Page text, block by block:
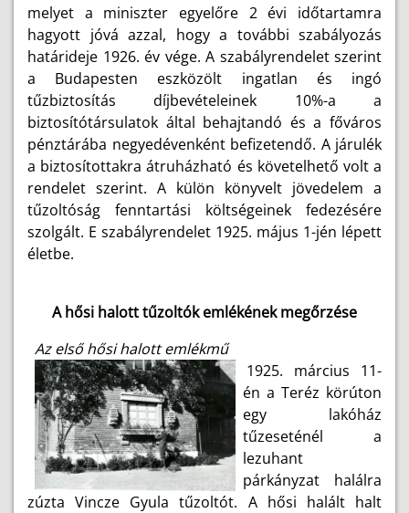
melyet a miniszter egyelőre 2 évi időtartamra
hagyott jóvá azzal, hogy a további szabályozás
határideje 1926. év vége. A szabályrendelet szerint
a Budapesten eszközölt ingatlan és ingó
tűzbiztosítás díjbevételeinek 10%-a a
biztosítótársulatok által behajtandó és a főváros
pénztárába negyedévenként befizetendő. A járulék
a biztosítottakra átruházható és követelhető volt a
rendelet szerint. A külön könyvelt jövedelem a
tűzoltóság fenntartási költségeinek fedezésére
szolgált. E szabályrendelet 1925. május 1-jén lépett
életbe.
A hősi halott tűzoltók emlékének megőrzése
Az első hősi halott emlékmű
1925. március 11-
én a Teréz körúton
egy lakóház
tűzeseténél a
lezuhant
párkányzat halálra
zúzta Vincze Gyula tűzoltót. A hősi halált halt